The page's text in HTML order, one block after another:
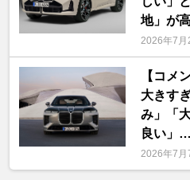
地」が
2026年7月
【コメ
大きす
み」「
良い」
2026年7月